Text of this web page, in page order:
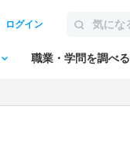
ログイン
職業・学問を調べる